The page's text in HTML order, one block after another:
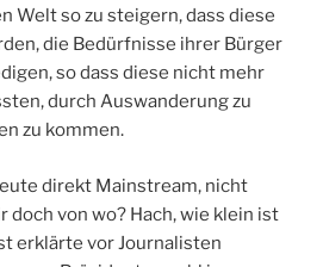
Welt so zu steigern, dass diese
die Bedürfnisse ihrer Bürger
so dass diese nicht mehr
durch Auswanderung zu
zu kommen.
direkt Mainstream, nicht
doch von wo? Hach, wie klein ist
erklärte vor Journalisten